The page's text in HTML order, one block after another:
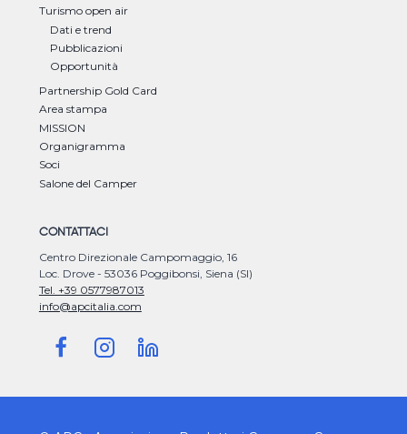
Turismo open air
Dati e trend
Pubblicazioni
Opportunità
Partnership Gold Card
Area stampa
MISSION
Organigramma
Soci
Salone del Camper
CONTATTACI
Centro Direzionale Campomaggio, 16
Loc. Drove - 53036 Poggibonsi, Siena (SI)
Tel. +39 0577987013
info@apcitalia.com